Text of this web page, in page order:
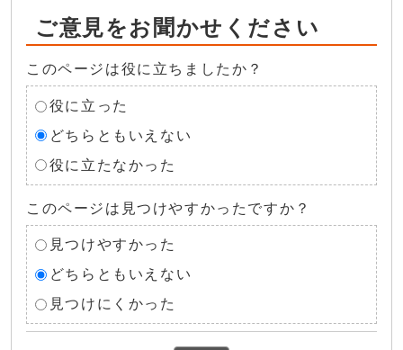
ご意見をお聞かせください
このページは役に立ちましたか？
役に立った
どちらともいえない
役に立たなかった
このページは見つけやすかったですか？
見つけやすかった
どちらともいえない
見つけにくかった